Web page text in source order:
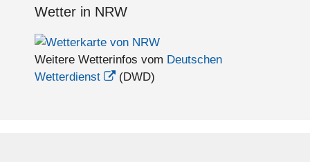
Wetter in NRW
Weitere Wetterinfos vom Deutschen
Wetterdienst
(DWD)